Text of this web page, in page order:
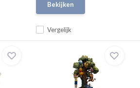
Vergelijk
Bekijken